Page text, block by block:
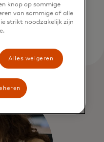
knop op sommige
van sommige of alle
strikt noodzakelijk zijn
Alles weigeren